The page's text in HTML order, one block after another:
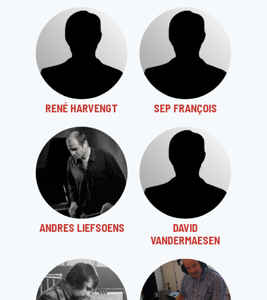
RENÉ HARVENGT SEP FRANÇOIS
ANDRES LIEFSOENS
DAVID
VANDERMAESEN